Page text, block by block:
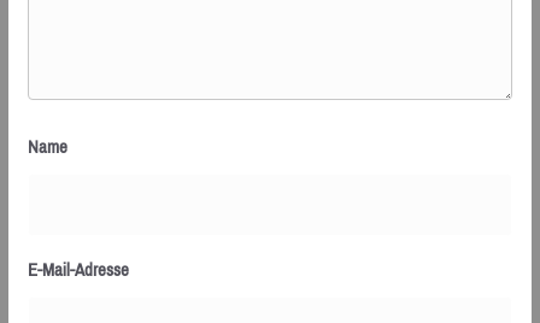
Name
E-Mail-Adresse